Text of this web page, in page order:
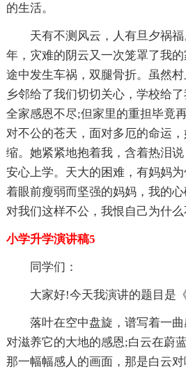
的生活。
天有不测风云，人有旦夕祸
年，灾难的阴云又一次笼罩了我
途中发生车祸，双腿骨折。虽然村
乡邻给了我们切切关心，学校给
全家感恩不尽;但家里的重担毕竟
对不公的苍天，面对多厄的命运
缩。她紧紧地抱着我，含着热泪说
安心上学。天大的困难，有妈妈
着眼前瘦弱而坚强的妈妈，我的
对我们这样不公，我恨自己为什么
小学升学演讲稿5
同学们：
大家好!今天我演讲的题目是
落叶在空中盘旋，谱写着一
对滋养它的大地的感恩;白云在蔚
那一幅幅感人的画面，那是白云对